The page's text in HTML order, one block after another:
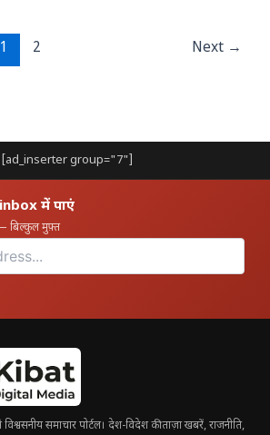
1 2 Next →
[ad_inserter group="7"]
में पाएं
बिल्कुल मुफ़्त
समाचार पोर्टल। देश-विदेश की ताज़ा खबरें, राजनीति,